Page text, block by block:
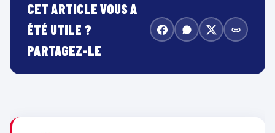
CET ARTICLE VOUS A
ÉTÉ UTILE ?
PARTAGEZ-LE